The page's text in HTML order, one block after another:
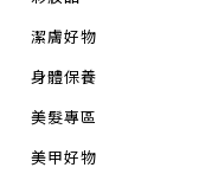
潔膚好物
身體保養
美髮專區
美甲好物